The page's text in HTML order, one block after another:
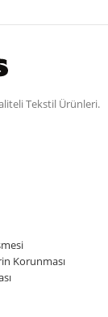
Tekstil Ürünleri.
Korunması